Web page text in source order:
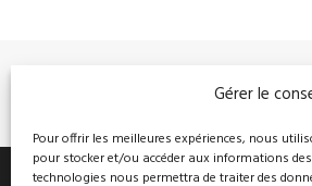
Gérer le
Pour offrir les meilleures expériences, nous
pour stocker et/ou accéder aux informations
technologies nous permettra de traiter des